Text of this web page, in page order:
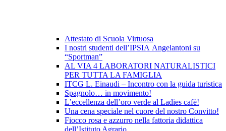
Attestato di Scuola Virtuosa
I nostri studenti dell’IPSIA Angelantoni su
“Sportman”
AL VIA 4 LABORATORI NATURALISTICI
PER TUTTA LA FAMIGLIA
ITCG L. Einaudi – Incontro con la guida turistica
Spagnolo… in movimento!
L’eccellenza dell’oro verde al Ladies cafè!
Una cena speciale nel cuore del nostro Convitto!
Fiocco rosa e azzurro nella fattoria didattica